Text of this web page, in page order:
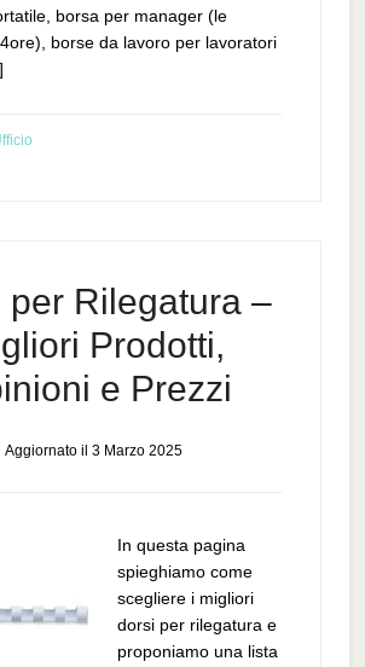
borsa per manager (le
borse da lavoro per lavoratori
per Rilegatura –
Prodotti,
e Prezzi
Aggiornato il3 Marzo 2025
In questa pagina
spieghiamo come
scegliere i migliori
dorsi per rilegatura e
proponiamo una lista